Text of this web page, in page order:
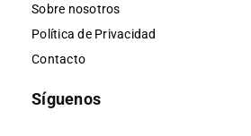
Sobre nosotros
Política de Privacidad
Contacto
Síguenos